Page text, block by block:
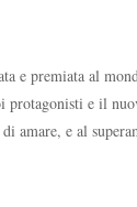
e premiata al
protagonisti e il
amare, e al